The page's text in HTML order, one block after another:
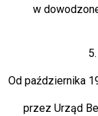
w
Od października
przez Urząd